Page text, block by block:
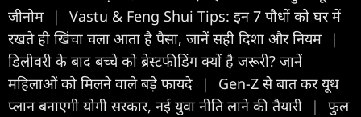
जीनोम
|
Vastu & Feng Shui Tips: इन 7 पौधों को घर में
रखते ही खिंचा चला आता है पैसा, जानें सही दिशा और नियम
|
डिलीवरी के बाद बच्चे को ब्रेस्टफीडिंग क्यों है जरूरी? जानें
महिलाओं को मिलने वाले बड़े फायदे
|
Gen-Z से बात कर यूथ
प्लान बनाएगी योगी सरकार, नई युवा नीति लाने की तैयारी
|
फुल